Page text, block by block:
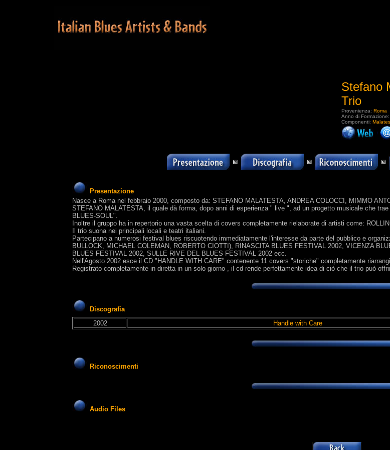
Stefano
Trio
Provenienza: Roma
Anno di Formazione:
Componenti:
.
Presentazione
Nasce a Roma nel febbraio 2000, composto da: STEFANO MALATESTA, ANDREA COLOCCI, MIMMO
STEFANO MALATESTA, il quale dà forma, dopo anni di esperienza " live ", ad un progetto musicale che
BLUES-SOUL".
Inoltre il gruppo ha in repertorio una vasta scelta di covers completamente rielaborate di artisti come:
Il trio suona nei principali locali e teatri italiani.
Partecipano a numerosi festival blues riscuotendo immediatamente l'interesse da parte del pubblico e
BULLOCK, MICHAEL COLEMAN, ROBERTO CIOTTI), RINASCITA BLUES FESTIVAL 2002, VICENZA
BLUES FESTIVAL 2002, SULLE RIVE DEL BLUES FESTIVAL 2002 ecc.
Nell'Agosto 2002 esce il CD "HANDLE WITH CARE" contenente 11 covers "storiche" completamente
Registrato completamente in diretta in un solo giorno , il cd rende perfettamente idea di ciò che il trio può
Discografia
2002
Handle with Care
Riconoscimenti
Audio Files